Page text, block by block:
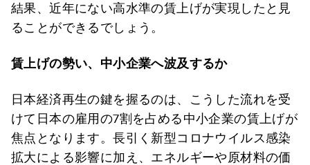
結果、近年にない高水準の賃上げが実現したと見
ることができるでしょう。
賃上げの勢い、中小企業へ波及するか
日本経済再生の鍵を握るのは、こうした流れを受
けて日本の雇用の7割を占める中小企業の賃上げが
焦点となります。長引く新型コロナウイルス感染
拡大による影響に加え、エネルギーや原材料の価